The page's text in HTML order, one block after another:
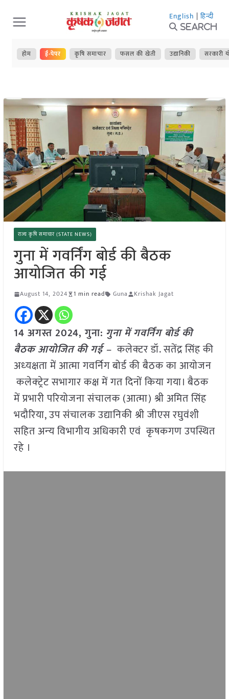
Skip
to
content
English | हिन्दी
Search
होम ई-पेपर कृषि समाचार फसल की खेती उद्यानिकी सरकारी
राज्य कृषि समाचार (STATE NEWS)
गुना में गवर्निंग बोर्ड की बैठक
आयोजित की गई
August 14, 2024 1 min read Guna Krishak Jagat
14 अगस्त 2024, गुना: गुना में गवर्निंग बोर्ड की
बैठक आयोजित की गई – कलेक्टर डॉ. सतेंद्र सिंह की
अध्‍यक्षता में आत्मा गवर्निग बोर्ड की बैठक का आयोजन
कलेक्‍ट्रेट सभागार कक्ष में गत दिनों किया गया। बैठक
में प्रभारी परियोजना संचालक (आत्मा) श्री अमित सिंह
भदौरिया, उप संचालक उद्यानिकी श्री जीएस रघुवंशी
सहित अन्‍य विभागीय अधिकारी एवं कृषकगण उपस्थित
रहे ।